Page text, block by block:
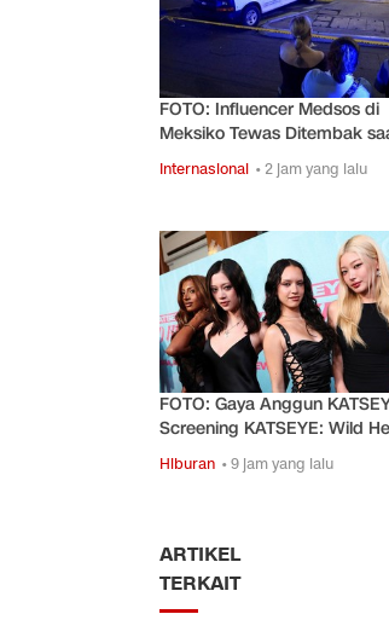
FOTO: Influencer Medsos di
Meksiko Tewas Ditembak
Internasional • 2 jam yang lalu
FOTO: Gaya Anggun
Screening KATSEYE: Wild
Hiburan • 9 jam yang lalu
ARTIKEL
TERKAIT